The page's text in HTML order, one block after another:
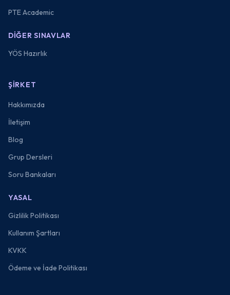
PTE Academic
DIĞER SINAVLAR
YÖS Hazırlık
ŞIRKET
Hakkımızda
İletişim
Blog
Grup Dersleri
Soru Bankaları
YASAL
Gizlilik Politikası
Kullanım Şartları
KVKK
Ödeme ve İade Politikası